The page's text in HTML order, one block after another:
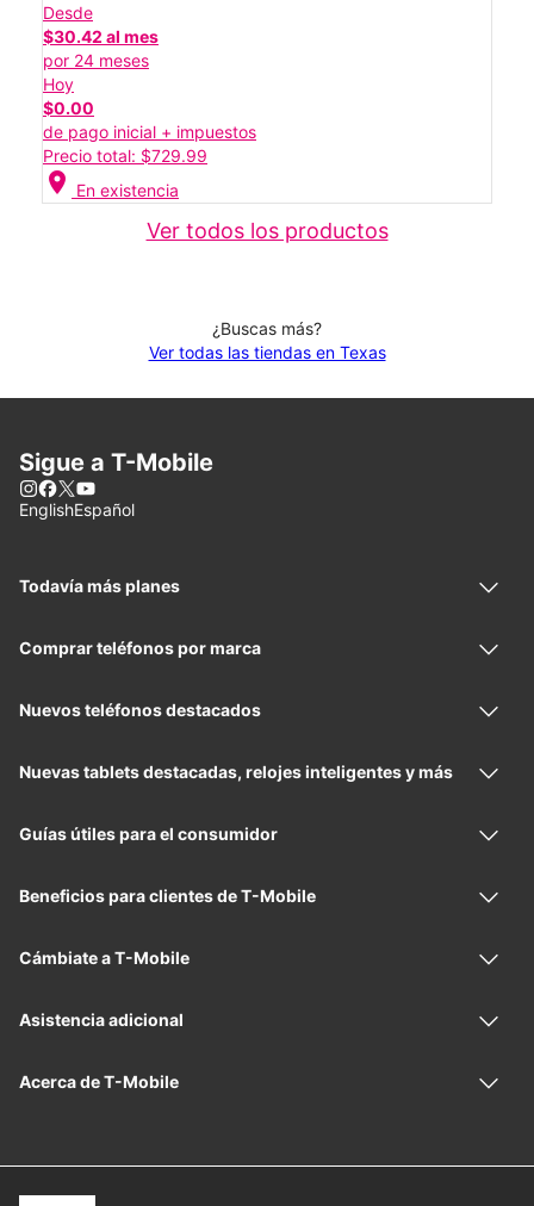
Desde
$30.42 al mes
por 24 meses
Hoy
$0.00
de pago inicial + impuestos
Precio total: $729.99
location_on En existencia
Ver todos los productos
¿Buscas más?
Ver todas las tiendas en Texas